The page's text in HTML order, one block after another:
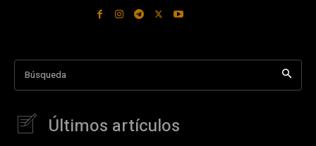
Búsqueda
Últimos artículos